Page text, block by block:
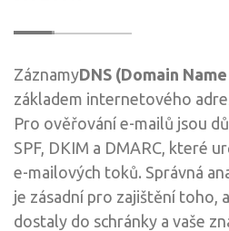
ZáznamyDNS (Domain
základem internetového
Pro ověřování e-mailů jsou
SPF, DKIM a DMARC, které
e-mailových toků. Správná
je zásadní pro zajištění toho,
dostaly do schránky a vaše